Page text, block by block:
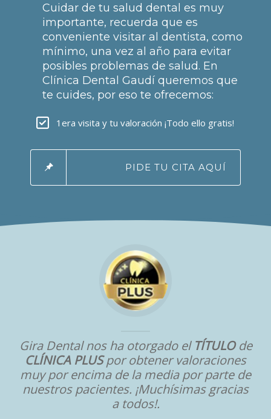
Cuidar de tu salud dental es muy
importante, recuerda que es
conveniente visitar al dentista, como
mínimo, una vez al año para evitar
posibles problemas de salud. En
Clínica Dental Gaudí queremos que
te cuides, por eso te ofrecemos:
1era visita y tu valoración ¡Todo ello gratis!
PIDE TU CITA AQUÍ
Gira Dental nos ha otorgado el TÍTULOde
CLÍNICA PLUSpor obtener valoraciones
muy por encima de la media por parte de
nuestros pacientes. ¡Muchísimas gracias
a todos!.